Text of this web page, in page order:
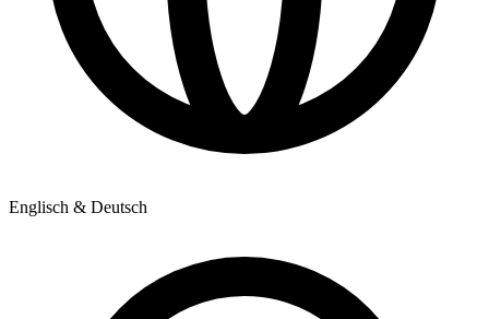
Englisch & Deutsch